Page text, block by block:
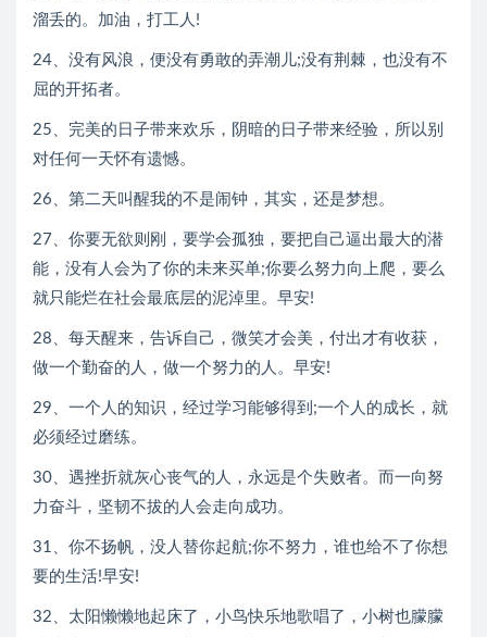
溜丢的。加油，打工人!
24、没有风浪，便没有勇敢的弄潮儿;没有荆棘，也没有不
屈的开拓者。
25、完美的日子带来欢乐，阴暗的日子带来经验，所以别
对任何一天怀有遗憾。
26、第二天叫醒我的不是闹钟，其实，还是梦想。
27、你要无欲则刚，要学会孤独，要把自己逼出最大的潜
能，没有人会为了你的未来买单;你要么努力向上爬，要么
就只能烂在社会最底层的泥淖里。早安!
28、每天醒来，告诉自己，微笑才会美，付出才有收获，
做一个勤奋的人，做一个努力的人。早安!
29、一个人的知识，经过学习能够得到;一个人的成长，就
必须经过磨练。
30、遇挫折就灰心丧气的人，永远是个失败者。而一向努
力奋斗，坚韧不拔的人会走向成功。
31、你不扬帆，没人替你起航;你不努力，谁也给不了你想
要的生活!早安!
32、太阳懒懒地起床了，小鸟快乐地歌唱了，小树也朦朦